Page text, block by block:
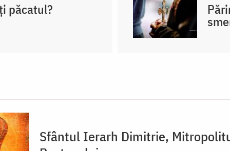
păcatul?
Sfântul Ierarh Dimitrie,